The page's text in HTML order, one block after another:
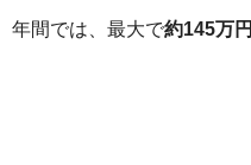
年間では、最大で約145万円